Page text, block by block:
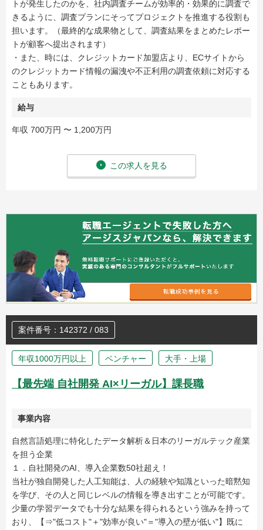
トが発生したのかを、社内調査チームが効率的・効果的に調査で
きるように、調査プランにそってプロジェクトを推進する役割も
担います。（最終的な成果物として、調査結果をまとめたレポー
トが顧客へ提出されます）
・また、時には、クレジットカード加盟店より、ECサイトから
のクレジットカード情報の漏洩や不正利用の調査依頼に対応する
こともあります。
給与
年収 700万円 〜 1,200万円
この求人を見る
案件番号：142372 / 083
年収1000万円以上 ベンチャー 大手・上場
【最先端 自社開発 AI×リーガル】課長職
事業内容
自然言語処理に特化したデータ解析＆日本のリーガルテック産業
を担う企業
１．自社開発のAI、導入企業数50社超え！
当社が独自開発した人工知能は、人の経験や知識といった暗黙知
を学び、その人と同じレベルの情報を導き出すことが可能です。
少量の学習データでも十分な結果を得られるという強みを持って
おり、【⇒"低コスト"＋"効率が良い"＝"導入の壁が低い"】既に